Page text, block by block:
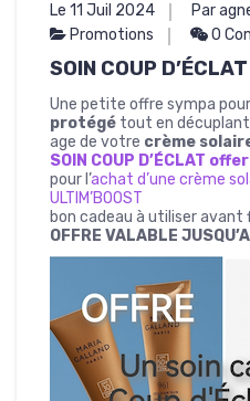
Le 11 Juil 2024
Par
Promotions
0
SOIN COUP D’ÉCLAT
Une petite offre sympa pour
protégé tout en
age de votre crème
SOIN COUP D’ÉCLAT
pour l’achat d’une crème
ULTIM’BOOST
bon cadeau à utiliser avant
OFFRE VALABLE